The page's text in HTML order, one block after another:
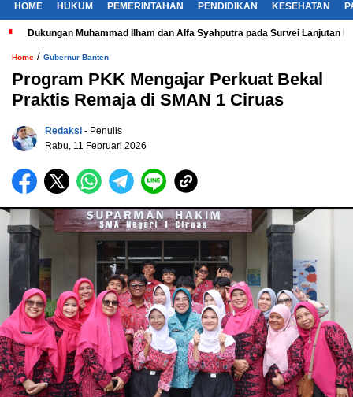
HOME HUKUM PEMERINTAHAN PENDIDIKAN KESEHATAN
Dukungan Muhammad Ilham dan Alfa Syahputra pada Survei Lanjutan
Home / Gubernur Banten
Program PKK Mengajar Perkuat Bekal
Praktis Remaja di SMAN 1 Ciruas
Redaksi - Penulis
Rabu, 11 Februari 2026